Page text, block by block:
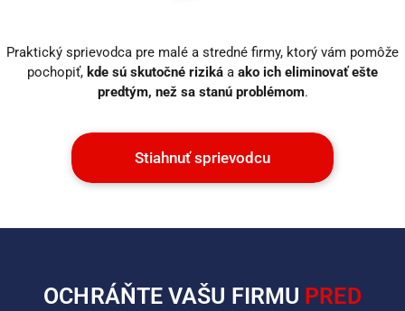
Praktický sprievodca pre malé a stredné firmy, ktorý vám pomôže
pochopiť, kde sú skutočné riziká a ako ich eliminovať ešte
predtým, než sa stanú problémom.
Stiahnuť sprievodcu
OCHRÁŇTE VAŠU FIRMU PRED